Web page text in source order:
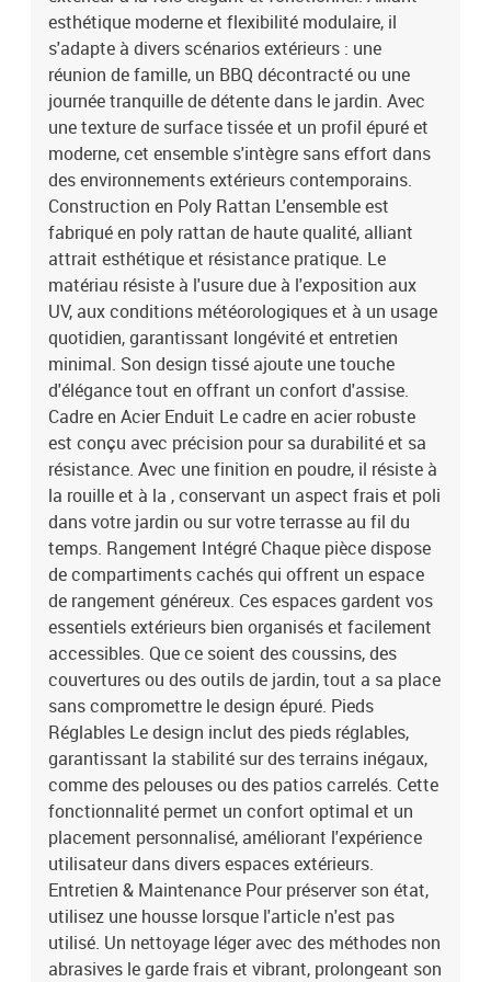
UVPlaces assisesFinition: Revêtement en poudreCapacité:
8ModulairePieds réglablesMatériaux résistants aux
UVAssemblage requis: OuiContenant de la livraison:4 x sieste
centrale avec rangement1 x siège d'angle avec rangement2 x
canapé avec rangement1 x repose-pieds avec rangement1 x table
de jardinEAN: 8721288369352SKU: 3356664Brand: vidaXL
esthétique moderne et flexibilité modulaire, il
s'adapte à divers scénarios extérieurs : une
réunion de famille, un BBQ décontracté ou une
journée tranquille de détente dans le jardin. Avec
une texture de surface tissée et un profil épuré et
moderne, cet ensemble s'intègre sans effort dans
des environnements extérieurs contemporains.
Construction en Poly Rattan L'ensemble est
fabriqué en poly rattan de haute qualité, alliant
attrait esthétique et résistance pratique. Le
matériau résiste à l'usure due à l'exposition aux
UV, aux conditions météorologiques et à un usage
quotidien, garantissant longévité et entretien
minimal. Son design tissé ajoute une touche
d'élégance tout en offrant un confort d'assise.
Cadre en Acier Enduit Le cadre en acier robuste
est conçu avec précision pour sa durabilité et sa
résistance. Avec une finition en poudre, il résiste à
la rouille et à la , conservant un aspect frais et poli
dans votre jardin ou sur votre terrasse au fil du
temps. Rangement Intégré Chaque pièce dispose
de compartiments cachés qui offrent un espace
de rangement généreux. Ces espaces gardent vos
essentiels extérieurs bien organisés et facilement
accessibles. Que ce soient des coussins, des
couvertures ou des outils de jardin, tout a sa place
sans compromettre le design épuré. Pieds
Réglables Le design inclut des pieds réglables,
garantissant la stabilité sur des terrains inégaux,
comme des pelouses ou des patios carrelés. Cette
fonctionnalité permet un confort optimal et un
placement personnalisé, améliorant l'expérience
utilisateur dans divers espaces extérieurs.
Entretien & Maintenance Pour préserver son état,
utilisez une housse lorsque l'article n'est pas
utilisé. Un nettoyage léger avec des méthodes non
abrasives le garde frais et vibrant, prolongeant son